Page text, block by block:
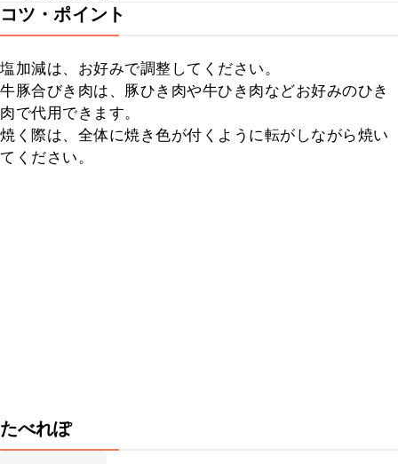
コツ・ポイント
塩加減は、お好みで調整してください。
牛豚合びき肉は、豚ひき肉や牛ひき肉などお好みのひき
肉で代用できます。
焼く際は、全体に焼き色が付くように転がしながら焼い
てください。
たべれぽ